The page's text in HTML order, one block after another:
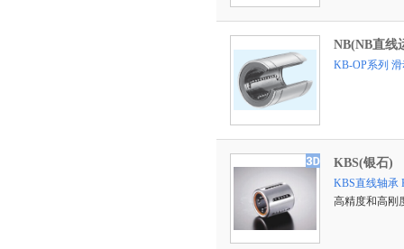
NB(NB直线
KB-OP系列
KBS(银石)
KBS直线轴承
高精度和高刚